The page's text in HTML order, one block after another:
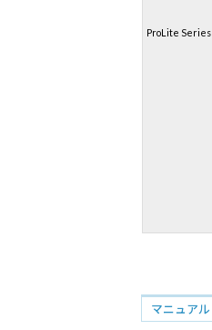
ProLite Series
マニュア